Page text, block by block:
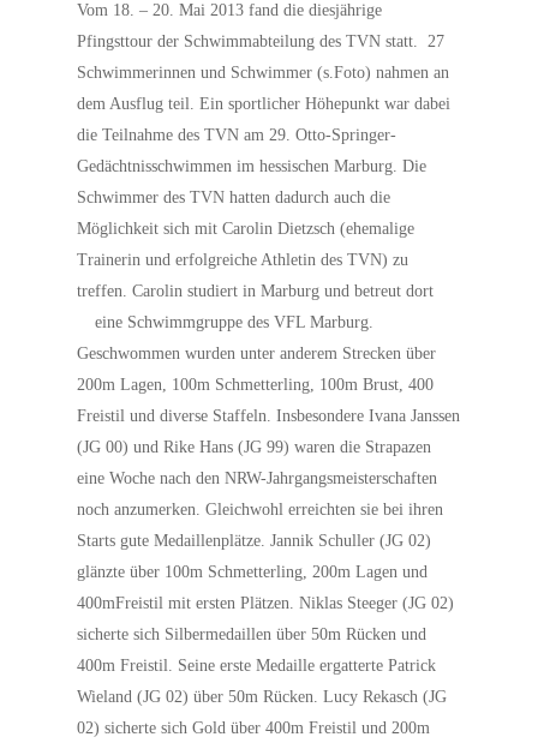
Vom 18. – 20. Mai 2013 fand die diesjährige
Pfingsttour der Schwimmabteilung des TVN statt. 27
Schwimmerinnen und Schwimmer (s.Foto) nahmen an
dem Ausflug teil. Ein sportlicher Höhepunkt war dabei
die Teilnahme des TVN am 29. Otto-Springer-
Gedächtnisschwimmen im hessischen Marburg. Die
Schwimmer des TVN hatten dadurch auch die
Möglichkeit sich mit Carolin Dietzsch (ehemalige
Trainerin und erfolgreiche Athletin des TVN) zu
treffen. Carolin studiert in Marburg und betreut dort
eine Schwimmgruppe des VFL Marburg.
Geschwommen wurden unter anderem Strecken über
200m Lagen, 100m Schmetterling, 100m Brust, 400
Freistil und diverse Staffeln. Insbesondere Ivana Janssen
(JG 00) und Rike Hans (JG 99) waren die Strapazen
eine Woche nach den NRW-Jahrgangsmeisterschaften
noch anzumerken. Gleichwohl erreichten sie bei ihren
Starts gute Medaillenplätze. Jannik Schuller (JG 02)
glänzte über 100m Schmetterling, 200m Lagen und
400mFreistil mit ersten Plätzen. Niklas Steeger (JG 02)
sicherte sich Silbermedaillen über 50m Rücken und
400m Freistil. Seine erste Medaille ergatterte Patrick
Wieland (JG 02) über 50m Rücken. Lucy Rekasch (JG
02) sicherte sich Gold über 400m Freistil und 200m